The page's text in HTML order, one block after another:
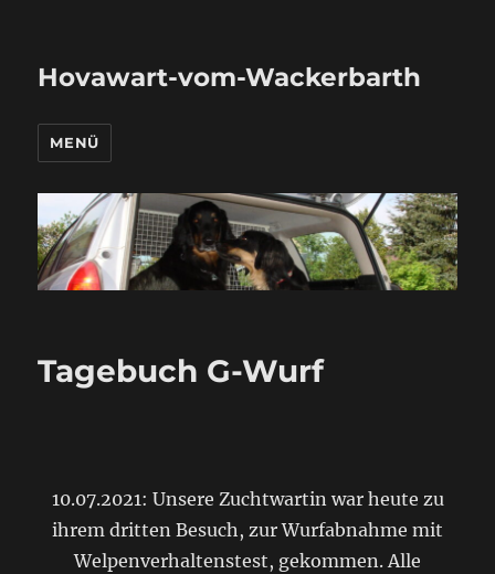
Hovawart-vom-Wackerbarth
MENÜ
Tagebuch G-Wurf
10.07.2021: Unsere Zuchtwartin war heute zu
ihrem dritten Besuch, zur Wurfabnahme mit
Welpenverhaltenstest, gekommen. Alle